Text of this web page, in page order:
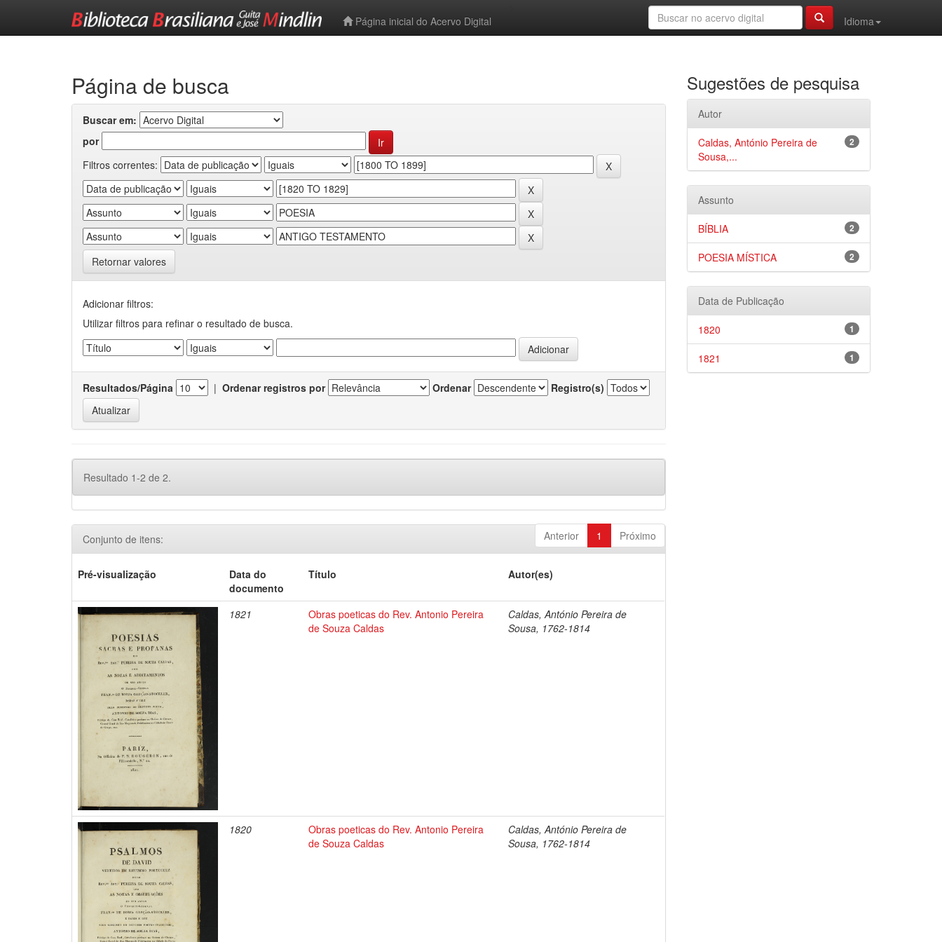
Página inicial do Acervo Digital
Idioma
Página de busca
Buscar em:
por
Filtros correntes:
Retornar valores
Adicionar filtros:
Utilizar filtros para refinar o resultado de busca.
Resultados/Página | Ordenar registros por Ordenar Registro(s)
Resultado 1-2 de 2.
Anterior 1 Próximo
Conjunto de itens:
Pré-visualização
Data do
documento
Título Autor(es)
1821
Obras poeticas do Rev. Antonio Pereira
de Souza Caldas
Caldas, António Pereira de
Sousa, 1762-1814
1820
Obras poeticas do Rev. Antonio Pereira
de Souza Caldas
Caldas, António Pereira de
Sousa, 1762-1814
Sugestões de pesquisa
Autor
2
Caldas, António Pereira de
Sousa,...
Assunto
2
BÍBLIA
2
POESIA MÍSTICA
Data de Publicação
1
1820
1
1821